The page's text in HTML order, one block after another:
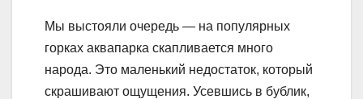
Мы выстояли очередь — на популярных
горках аквапарка скапливается много
народа. Это маленький недостаток, который
скрашивают ощущения. Усевшись в бублик,